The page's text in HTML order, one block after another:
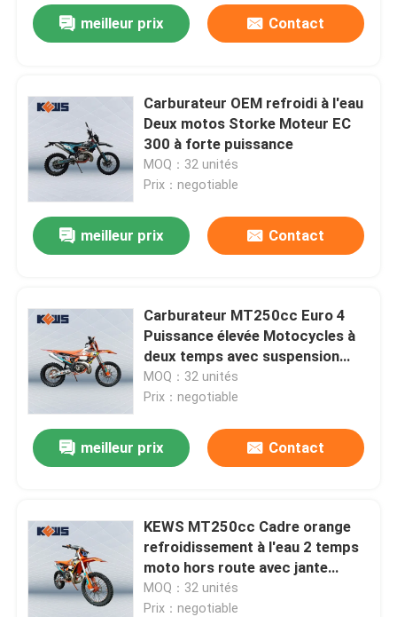
meilleur prix Contact
Carburateur OEM refroidi à l'eau
Deux motos Storke Moteur EC
300 à forte puissance
MOQ：32 unités
Prix：negotiable
meilleur prix Contact
Carburateur MT250cc Euro 4
Puissance élevée Motocycles à
deux temps avec suspension
inversée CNC
MOQ：32 unités
Prix：negotiable
meilleur prix Contact
KEWS MT250cc Cadre orange
refroidissement à l'eau 2 temps
moto hors route avec jante
EXCEL
MOQ：32 unités
Prix：negotiable